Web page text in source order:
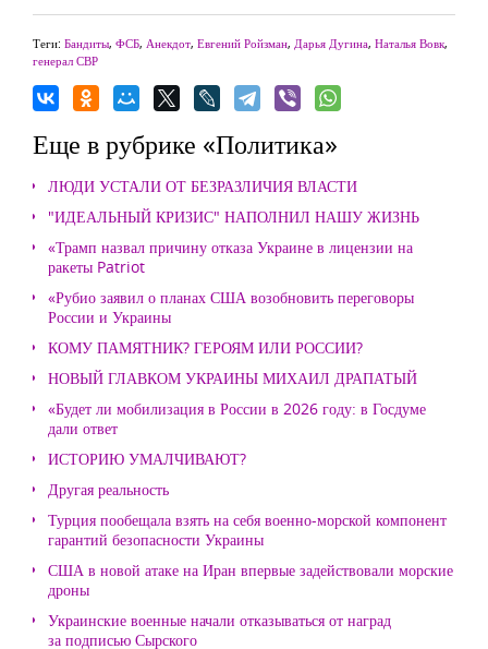
Теги: Бандиты, ФСБ, Анекдот, Евгений Ройзман, Дарья Дугина, Наталья Вовк,
генерал СВР
Еще в рубрике «Политика»
ЛЮДИ УСТАЛИ ОТ БЕЗРАЗЛИЧИЯ ВЛАСТИ
"ИДЕАЛЬНЫЙ КРИЗИС" НАПОЛНИЛ НАШУ ЖИЗНЬ
«Трамп назвал причину отказа Украине в лицензии на
ракеты Patriot
«Рубио заявил о планах США возобновить переговоры
России и Украины
КОМУ ПАМЯТНИК? ГЕРОЯМ ИЛИ РОССИИ?
НОВЫЙ ГЛАВКОМ УКРАИНЫ МИХАИЛ ДРАПАТЫЙ
«Будет ли мобилизация в России в 2026 году: в Госдуме
дали ответ
ИСТОРИЮ УМАЛЧИВАЮТ?
Другая реальность
Турция пообещала взять на себя военно-морской компонент
гарантий безопасности Украины
США в новой атаке на Иран впервые задействовали морские
дроны
Украинские военные начали отказываться от наград
за подписью Сырского